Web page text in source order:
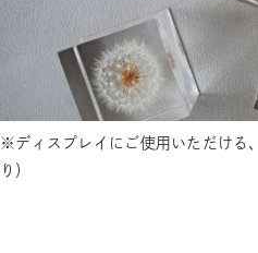
※ディスプレイにご使用いただける、
り）